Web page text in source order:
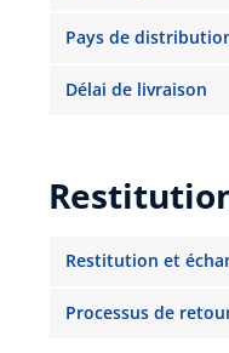
Pays de
Délai de livraison
Restitution et
Processus de